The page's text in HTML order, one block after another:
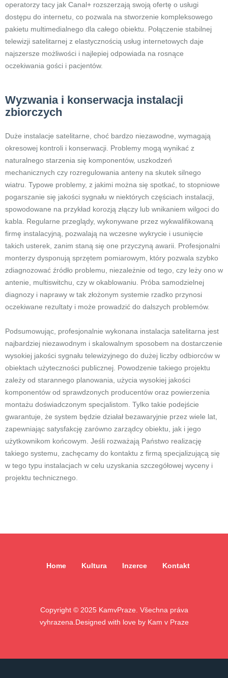
operatorzy tacy jak Canal+ rozszerzają swoją ofertę o usługi
dostępu do internetu, co pozwala na stworzenie kompleksowego
pakietu multimedialnego dla całego obiektu. Połączenie stabilnej
telewizji satelitarnej z elastycznością usług internetowych daje
najszersze możliwości i najlepiej odpowiada na rosnące
oczekiwania gości i pacjentów.
Wyzwania i konserwacja instalacji
zbiorczych
Duże instalacje satelitarne, choć bardzo niezawodne, wymagają
okresowej kontroli i konserwacji. Problemy mogą wynikać z
naturalnego starzenia się komponentów, uszkodzeń
mechanicznych czy rozregulowania anteny na skutek silnego
wiatru. Typowe problemy, z jakimi można się spotkać, to stopniowe
pogarszanie się jakości sygnału w niektórych częściach instalacji,
spowodowane na przykład korozją złączy lub wnikaniem wilgoci do
kabla. Regularne przeglądy, wykonywane przez wykwalifikowaną
firmę instalacyjną, pozwalają na wczesne wykrycie i usunięcie
takich usterek, zanim staną się one przyczyną awarii. Profesjonalni
monterzy dysponują sprzętem pomiarowym, który pozwala szybko
zdiagnozować źródło problemu, niezależnie od tego, czy leży ono w
antenie, multiswitchu, czy w okablowaniu. Próba samodzielnej
diagnozy i naprawy w tak złożonym systemie rzadko przynosi
oczekiwane rezultaty i może prowadzić do dalszych problemów.
Podsumowując, profesjonalnie wykonana instalacja satelitarna jest
najbardziej niezawodnym i skalowalnym sposobem na dostarczenie
wysokiej jakości sygnału telewizyjnego do dużej liczby odbiorców w
obiektach użyteczności publicznej. Powodzenie takiego projektu
zależy od starannego planowania, użycia wysokiej jakości
komponentów od sprawdzonych producentów oraz powierzenia
montażu doświadczonym specjalistom. Tylko takie podejście
gwarantuje, że system będzie działał bezawaryjnie przez wiele lat,
zapewniając satysfakcję zarówno zarządcy obiektu, jak i jego
użytkownikom końcowym. Jeśli rozważają Państwo realizację
takiego systemu, zachęcamy do kontaktu z firmą specjalizującą się
w tego typu instalacjach w celu uzyskania szczegółowej wyceny i
projektu technicznego.
Home Kultura Inzerce Kontakt
Copyright © 2025 KamvPraze. Všechna práva
vyhrazena. Designed with love by Kam v Praze